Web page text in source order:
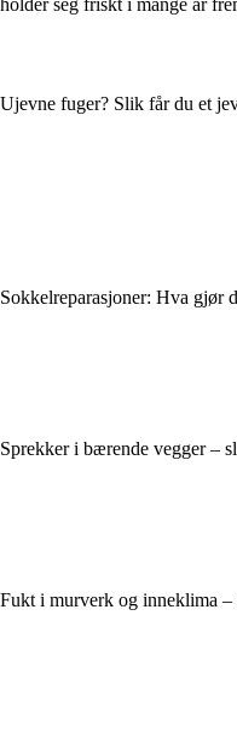
Ujevne fuger? Slik får du et
Sokkelreparasjoner: Hva gjør
Sprekker i bærende vegger –
Fukt i murverk og inneklima –